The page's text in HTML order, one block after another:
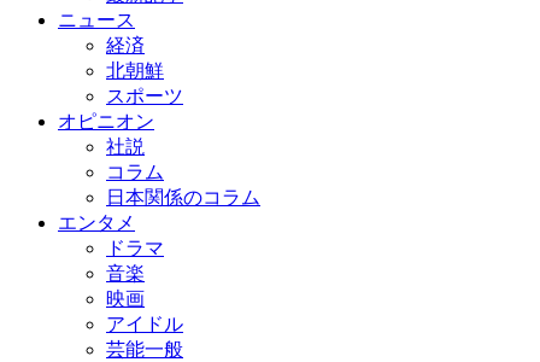
ニュース
経済
北朝鮮
スポーツ
オピニオン
社説
コラム
日本関係のコラム
エンタメ
ドラマ
音楽
映画
アイドル
芸能一般